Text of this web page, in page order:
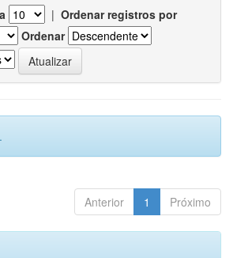
| Ordenar registros por
Ordenar
Anterior 1 Próximo